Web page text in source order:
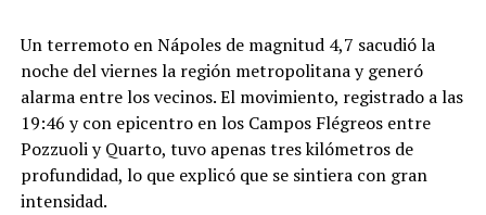
Un terremoto en Nápoles de magnitud 4,7 sacudió la
noche del viernes la región metropolitana y generó
alarma entre los vecinos. El movimiento, registrado a las
19:46 y con epicentro en los Campos Flégreos entre
Pozzuoli y Quarto, tuvo apenas tres kilómetros de
profundidad, lo que explicó que se sintiera con gran
intensidad.